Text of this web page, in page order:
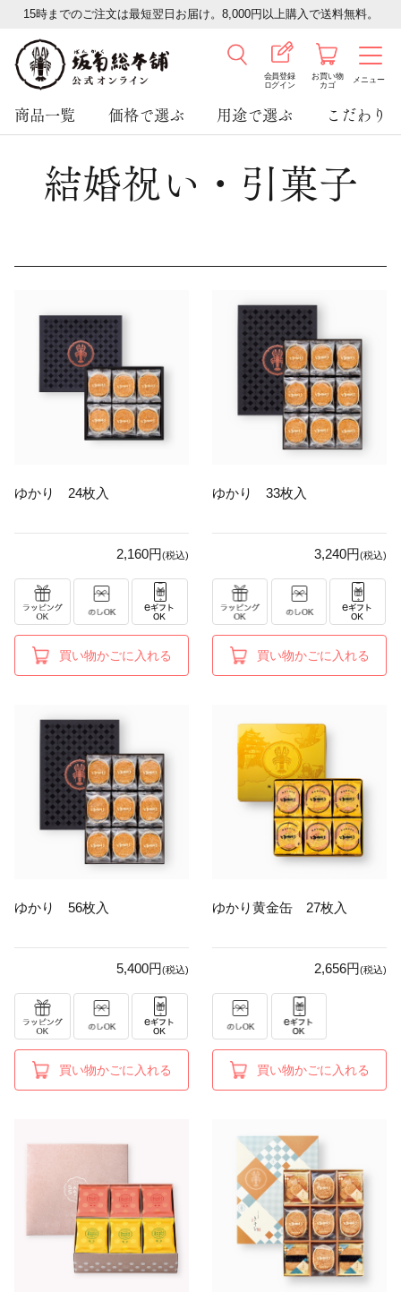
15時までのご注文は最短翌日お届け。8,000円以上購入で送料無料。
会員登録
ログイン
お買い物
カゴ
メニュー
商品一覧 価格で選ぶ 用途で選ぶ こだわり
結婚祝い・引菓子
ゆかり 24枚入
2,160円(税込)
買い物かごに入れる
ゆかり 33枚入
3,240円(税込)
買い物かごに入れる
ゆかり 56枚入
5,400円(税込)
買い物かごに入れる
ゆかり黄金缶 27枚入
2,656円(税込)
買い物かごに入れる